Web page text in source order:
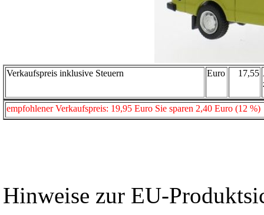
Verkaufspreis inklusive Steuern Euro 17,55
empfohlener Verkaufspreis: 19,95 Euro Sie sparen 2,40 Euro (12 %)
Hinweise zur EU-